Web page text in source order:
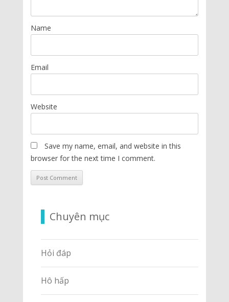
Name
Email
Website
Save my name, email, and website in this
browser for the next time I comment.
Chuyên mục
Hỏi đáp
Hô hấp